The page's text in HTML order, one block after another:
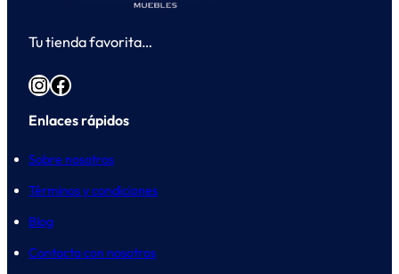
Tu tienda favorita…
InstagramFacebook
Enlaces rápidos
Sobre nosotros
Términos y condiciones
Blog
Contacta con nosotros